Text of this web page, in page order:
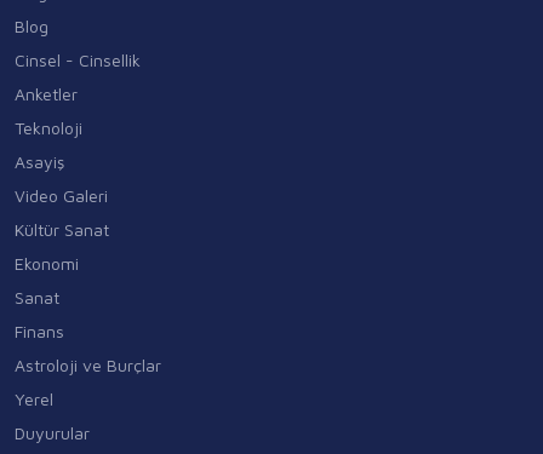
Blog
Cinsel - Cinsellik
Anketler
Teknoloji
Asayiş
Video Galeri
Kültür Sanat
Ekonomi
Sanat
Finans
Astroloji ve Burçlar
Yerel
Duyurular